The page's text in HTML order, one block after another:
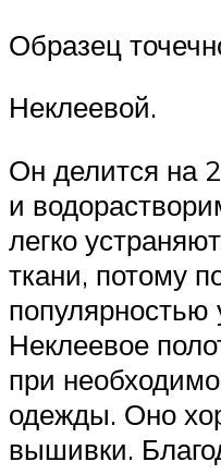
Образец
Неклеевой.
Он делится на
и
легко
ткани, потому
популярностью
Неклеевое
при
одежды. Оно
вышивки.